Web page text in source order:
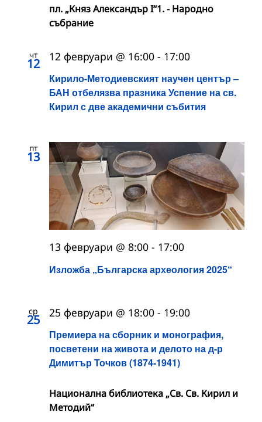
пл. „Княз Александър I“1. - Народно
събрание
чт
12
Кирило-Методиевският научен център –
БАН отбелязва празника Успение на св.
Кирил с две академични събития
12 февруари @ 16:00 - 17:00
пт
13
Изложба „Българска археология 2025“
13 февруари @ 8:00 - 17:00
ср
25
Премиера на сборник и монография,
посветени на живота и делото на д-р
Димитър Точков (1874-1941)
25 февруари @ 18:00 - 19:00
Национална библиотека „Св. Св. Кирил и
Методий“